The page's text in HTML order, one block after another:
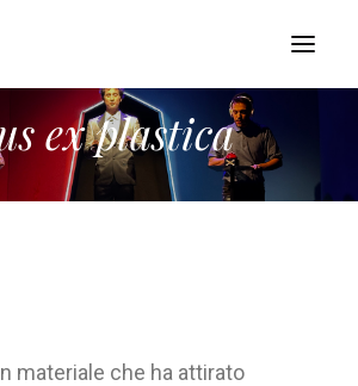
ex plastica
materiale che ha attirato